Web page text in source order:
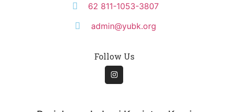
62 811-1053-3807
admin@yubk.org
Follow Us